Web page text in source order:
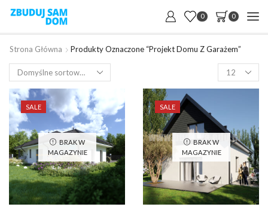
0 0
Strona Główna
Produkty Oznaczone “projekt Domu Z Garażem”
Products
per
page
SALE
BRAK W
MAGAZYNIE
SALE
BRAK W
MAGAZYNIE